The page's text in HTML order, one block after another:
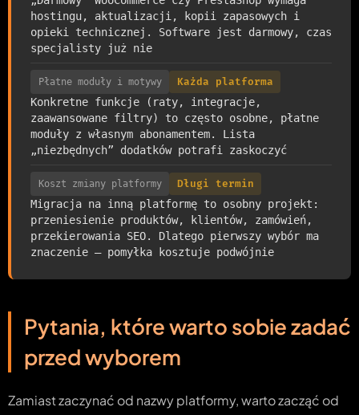
hostingu, aktualizacji, kopii zapasowych i
opieki technicznej. Software jest darmowy, czas
specjalisty już nie
Płatne moduły i motywy
Konkretne funkcje (raty, integracje,
zaawansowane filtry) to często osobne, płatne
moduły z własnym abonamentem. Lista
„niezbędnych” dodatków potrafi zaskoczyć
Każda platforma
Koszt zmiany platformy
Migracja na inną platformę to osobny projekt:
przeniesienie produktów, klientów, zamówień,
przekierowania SEO. Dlatego pierwszy wybór ma
znaczenie — pomyłka kosztuje podwójnie
Długi termin
Pytania, które warto sobie zadać
przed wyborem
Zamiast zaczynać od nazwy platformy, warto zacząć od